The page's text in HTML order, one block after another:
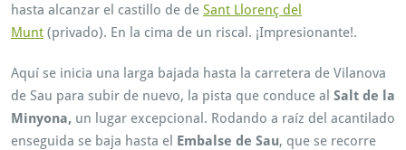
hasta alcanzar el castillo de de Sant Llorenç del
Munt (privado). En la cima de un riscal. ¡Impresionante!.
Aquí se inicia una larga bajada hasta la carretera de Vilanova
de Sau para subir de nuevo, la pista que conduce al Salt de la
Minyona, un lugar excepcional. Rodando a raíz del acantilado
enseguida se baja hasta el Embalse de Sau, que se recorre